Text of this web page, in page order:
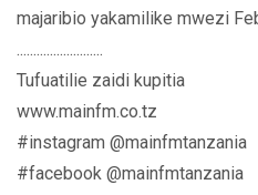
majaribio yakamilike mwezi
..........................
Tufuatilie zaidi kupitia
www.mainfm.co.tz
#instagram @mainfmtanzania
#facebook @mainfmtanzania